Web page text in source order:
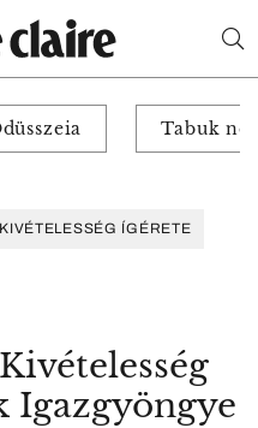
Tabuk
KIVÉTELESSÉG ÍGÉRETE
Igazgyöngye